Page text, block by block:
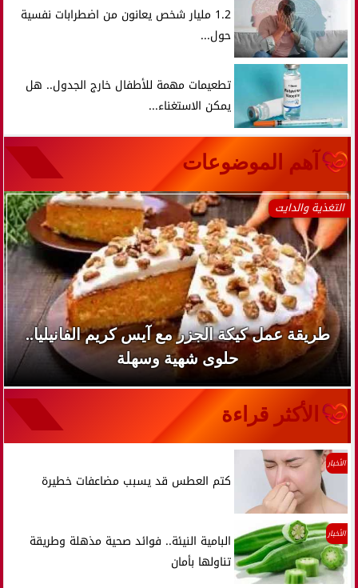
1.2 مليار شخص يعانون من اضطرابات نفسية
حول...
تطعيمات مهمة للأطفال خارج الجدول.. هل
يمكن الاستغناء...
آهم الموضوعات
التغذية والدايت
طريقة عمل كيكة الجزر مع آيس كريم الفانيليا..
حلوى شهية وسهلة
الأكثر قراءة
الأخبار
كتم العطس قد يسبب مضاعفات خطيرة
الأخبار
البامية النيئة.. فوائد صحية مذهلة وطريقة
تناولها بأمان